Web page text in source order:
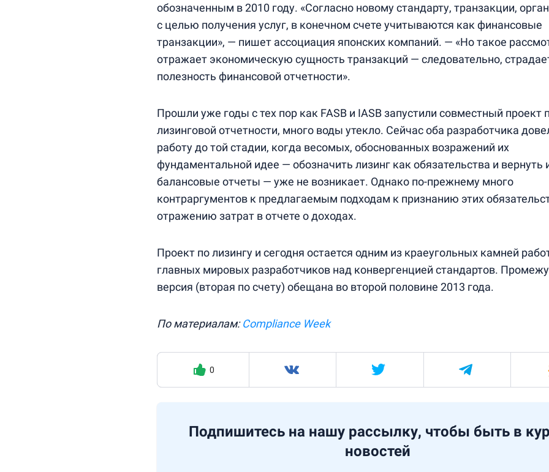
обозначенным в 2010 году. «Согласно новому стандарту, транзакции,
с целью получения услуг, в конечном счете учитываются как финансовые
транзакции», — пишет ассоциация японских компаний. — «Но такое
отражает экономическую сущность транзакций — следовательно,
полезность финансовой отчетности».
Прошли уже годы с тех пор как FASB и IASB запустили совместный проект
лизинговой отчетности, много воды утекло. Сейчас оба разработчика
работу до той стадии, когда весомых, обоснованных возражений их
фундаментальной идее — обозначить лизинг как обязательства и вернуть
балансовые отчеты — уже не возникает. Однако по-прежнему много
контраргументов к предлагаемым подходам к признанию этих
отражению затрат в отчете о доходах.
Проект по лизингу и сегодня остается одним из краеугольных камней
главных мировых разработчиков над конвергенцией стандартов.
версия (вторая по счету) обещана во второй половине 2013 года.
По материалам:Compliance Week
0
Подпишитесь на нашу рассылку, чтобы быть в
новостей